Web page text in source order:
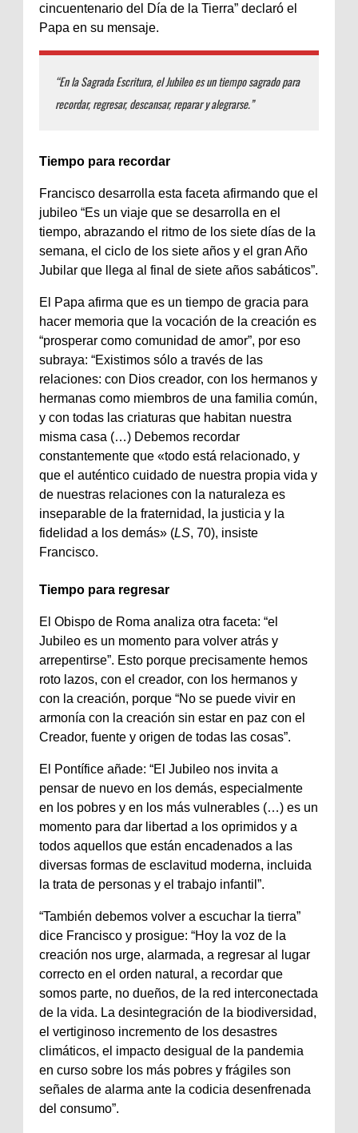
cincuentenario del Día de la Tierra” declaró el
Papa en su mensaje.
“En la Sagrada Escritura, el Jubileo es un tiempo sagrado para
recordar, regresar, descansar, reparar y alegrarse.”
Tiempo para recordar
Francisco desarrolla esta faceta afirmando que el
jubileo “Es un viaje que se desarrolla en el
tiempo, abrazando el ritmo de los siete días de la
semana, el ciclo de los siete años y el gran Año
Jubilar que llega al final de siete años sabáticos”.
El Papa afirma que es un tiempo de gracia para
hacer memoria que la vocación de la creación es
“prosperar como comunidad de amor”, por eso
subraya: “Existimos sólo a través de las
relaciones: con Dios creador, con los hermanos y
hermanas como miembros de una familia común,
y con todas las criaturas que habitan nuestra
misma casa (…) Debemos recordar
constantemente que «todo está relacionado, y
que el auténtico cuidado de nuestra propia vida y
de nuestras relaciones con la naturaleza es
inseparable de la fraternidad, la justicia y la
fidelidad a los demás» (LS, 70), insiste
Francisco.
Tiempo para regresar
El Obispo de Roma analiza otra faceta: “el
Jubileo es un momento para volver atrás y
arrepentirse”. Esto porque precisamente hemos
roto lazos, con el creador, con los hermanos y
con la creación, porque “No se puede vivir en
armonía con la creación sin estar en paz con el
Creador, fuente y origen de todas las cosas”.
El Pontífice añade: “El Jubileo nos invita a
pensar de nuevo en los demás, especialmente
en los pobres y en los más vulnerables (…) es un
momento para dar libertad a los oprimidos y a
todos aquellos que están encadenados a las
diversas formas de esclavitud moderna, incluida
la trata de personas y el trabajo infantil”.
“También debemos volver a escuchar la tierra”
dice Francisco y prosigue: “Hoy la voz de la
creación nos urge, alarmada, a regresar al lugar
correcto en el orden natural, a recordar que
somos parte, no dueños, de la red interconectada
de la vida. La desintegración de la biodiversidad,
el vertiginoso incremento de los desastres
climáticos, el impacto desigual de la pandemia
en curso sobre los más pobres y frágiles son
señales de alarma ante la codicia desenfrenada
del consumo”.